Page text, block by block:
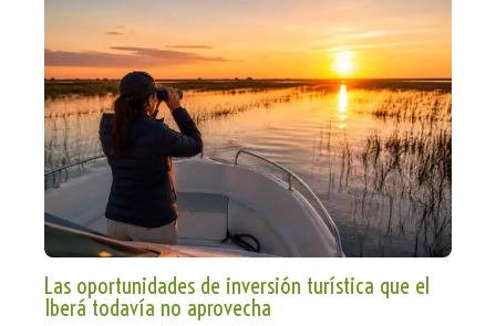
Las oportunidades de inversión turística que el
Iberá todavía no aprovecha